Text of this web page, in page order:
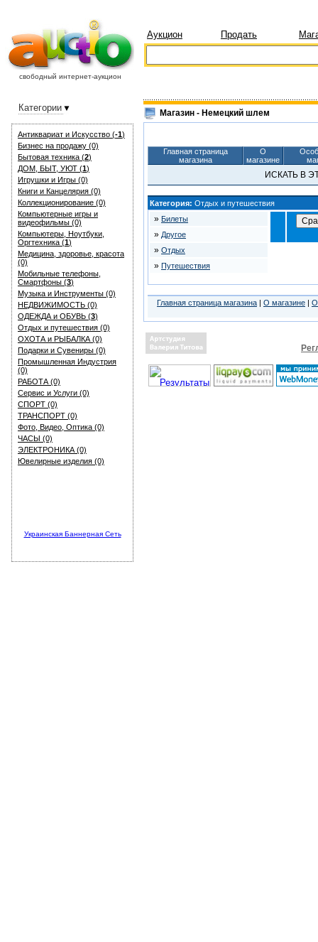
свободный интернет-аукцион
Аукцион Продать
Антиквариат и Искуcство (-1)
Бизнес на продажу (0)
Бытовая техника (2)
ДОМ, БЫТ, УЮТ (1)
Игрушки и Игры (0)
Книги и Канцелярия (0)
Коллекционирование (0)
Компьютерные игры и
видеофильмы (0)
Компьютеры, Ноутбуки,
Оргтехника (1)
Медицина, здоровье, красота
(0)
Мобильные телефоны,
Смартфоны (3)
Музыка и Инструменты (0)
НЕДВИЖИМОСТЬ (0)
ОДЕЖДА и ОБУВЬ (3)
Отдых и путешествия (0)
ОХОТА и РЫБАЛКА (0)
Подарки и Сувениры (0)
Промышленная Индустрия
(0)
РАБОТА (0)
Сервис и Услуги (0)
СПОРТ (0)
ТРАНСПОРТ (0)
Фото, Видео, Оптика (0)
ЧАСЫ (0)
ЭЛЕКТРОНИКА (0)
Ювелирные изделия (0)
Украинская Баннерная Сеть
Категории Магазин - Немецкий шлем
Главная страница
магазина
О
магазине
ИСКАТЬ В
Категория: Отдых и путешествия
» Билеты
» Другое
» Отдых
» Путешествия
Главная страница магазина | О магазине |